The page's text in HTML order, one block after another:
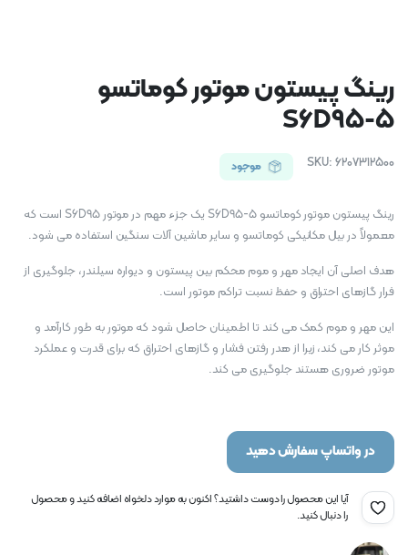
رینگ پیستون موتور کوماتسو
S6D95-5
SKU: 6207312500 موجود
رینگ پیستون موتور کوماتسو S6D95-5 یک جزء مهم در موتور S6D95 است که
معمولاً در بیل مکانیکی کوماتسو و سایر ماشین آلات سنگین استفاده می شود.
هدف اصلی آن ایجاد مهر و موم محکم بین پیستون و دیواره سیلندر، جلوگیری از
فرار گازهای احتراق و حفظ نسبت تراکم موتور است.
این مهر و موم کمک می کند تا اطمینان حاصل شود که موتور به طور کارآمد و
موثر کار می کند، زیرا از هدر رفتن فشار و گازهای احتراق که برای قدرت و عملکرد
موتور ضروری هستند جلوگیری می کند.
در واتساپ سفارش دهید
آیا این محصول را دوست داشتید؟ اکنون به موارد دلخواه اضافه کنید و محصول
را دنبال کنید.